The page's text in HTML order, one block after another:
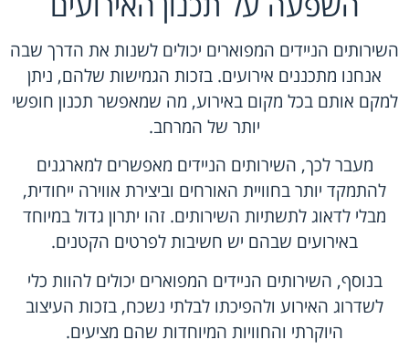
השירותים הניידים המפוארים יכולים לשנות את הדרך שבה
אנחנו מתכננים אירועים. בזכות הגמישות שלהם, ניתן
למקם אותם בכל מקום באירוע, מה שמאפשר תכנון חופשי
יותר של המרחב.
מעבר לכך, השירותים הניידים מאפשרים למארגנים
להתמקד יותר בחוויית האורחים וביצירת אווירה ייחודית,
מבלי לדאוג לתשתיות השירותים. זהו יתרון גדול במיוחד
באירועים שבהם יש חשיבות לפרטים הקטנים.
בנוסף, השירותים הניידים המפוארים יכולים להוות כלי
לשדרוג האירוע ולהפיכתו לבלתי נשכח, בזכות העיצוב
היוקרתי והחוויות המיוחדות שהם מציעים.